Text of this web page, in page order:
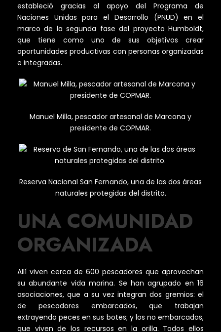
estableció gracias al apoyo del Programa de
Naciones Unidas para el Desarrollo (PNUD) en el
marco de la segunda fase del proyecto Humboldt,
que tiene como uno de sus objetivos crear
oportunidades productivas con personas organizadas
e integradas.
Manuel Milla, pescador artesanal de Marcona y
presidente de COPMAR.
Reserva Nacional San Fernando, una de las dos áreas
naturales protegidas del distrito.
UNA COMUNIDAD
ORGANIZADA
Allí viven cerca de 600 pescadores que aprovechan
su abundante vida marina. Se han agrupado en 16
asociaciones, que a su vez integran dos gremios: el
de pescadores embarcados, que trabajan
extrayendo peces en sus botes; y los no embarcados,
que viven de los recursos en la orilla. Todos ellos